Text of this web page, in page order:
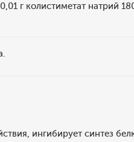
г колистиметат натрий
ингибирует синтез